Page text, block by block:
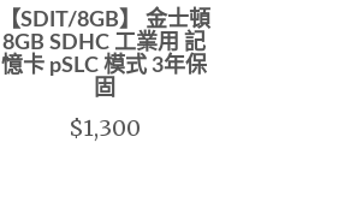
【SDIT/8GB】 金士頓
8GB SDHC 工業用 記
憶卡 pSLC 模式 3年保
固
$1,300